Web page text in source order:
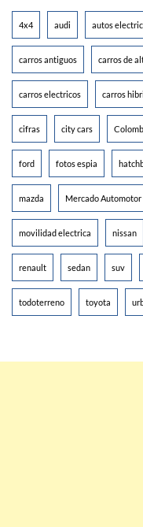
4x4 audi autos
carros antiguos carros de
carros electricos carros
cifras city cars
ford fotos espia
mazda Mercado
movilidad electrica nissan
renault sedan suv
todoterreno toyota